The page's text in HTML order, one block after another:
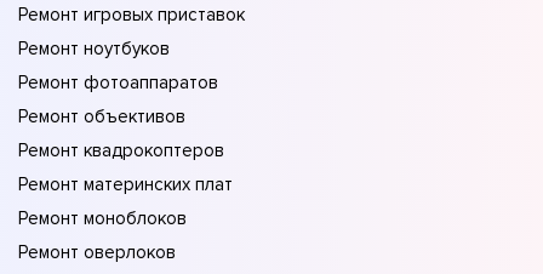
Ремонт игровых приставок
Ремонт ноутбуков
Ремонт фотоаппаратов
Ремонт объективов
Ремонт квадрокоптеров
Ремонт материнских плат
Ремонт моноблоков
Ремонт оверлоков